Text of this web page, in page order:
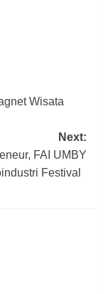
Wisata
Next:
FAI UMBY
Festival